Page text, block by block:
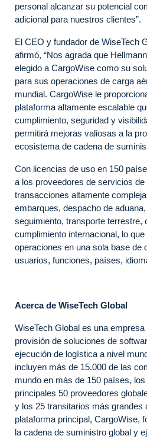
personal alcanzar su potencial
adicional para nuestros clientes”.
El CEO y fundador de WiseTech
afirmó, “Nos agrada que
elegido a CargoWise como su
para sus operaciones de carga
mundial. CargoWise le
plataforma altamente escalable
cumplimiento, seguridad y
permitirá mejoras valiosas a la
ecosistema de cadena de
Con licencias de uso en 150
a los proveedores de servicios
transacciones altamente
embarques, despacho de
seguimiento, transporte terrestre,
cumplimiento internacional, lo
operaciones en una sola base de
usuarios, funciones, países,
Acerca de WiseTech Global
WiseTech Global es una
provisión de soluciones de
ejecución de logística a nivel
incluyen más de 15.000 de las
mundo en más de 150 países,
principales 50 proveedores
y los 25 transitarios más grandes
plataforma principal, CargoWise,
la cadena de suministro global y